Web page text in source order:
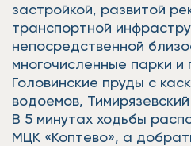
застройкой, развитой
транспортной
непосредственной
многочисленные парки и
Головинские пруды с
водоемов,
В 5 минутах ходьбы
МЦК «Коптево», а